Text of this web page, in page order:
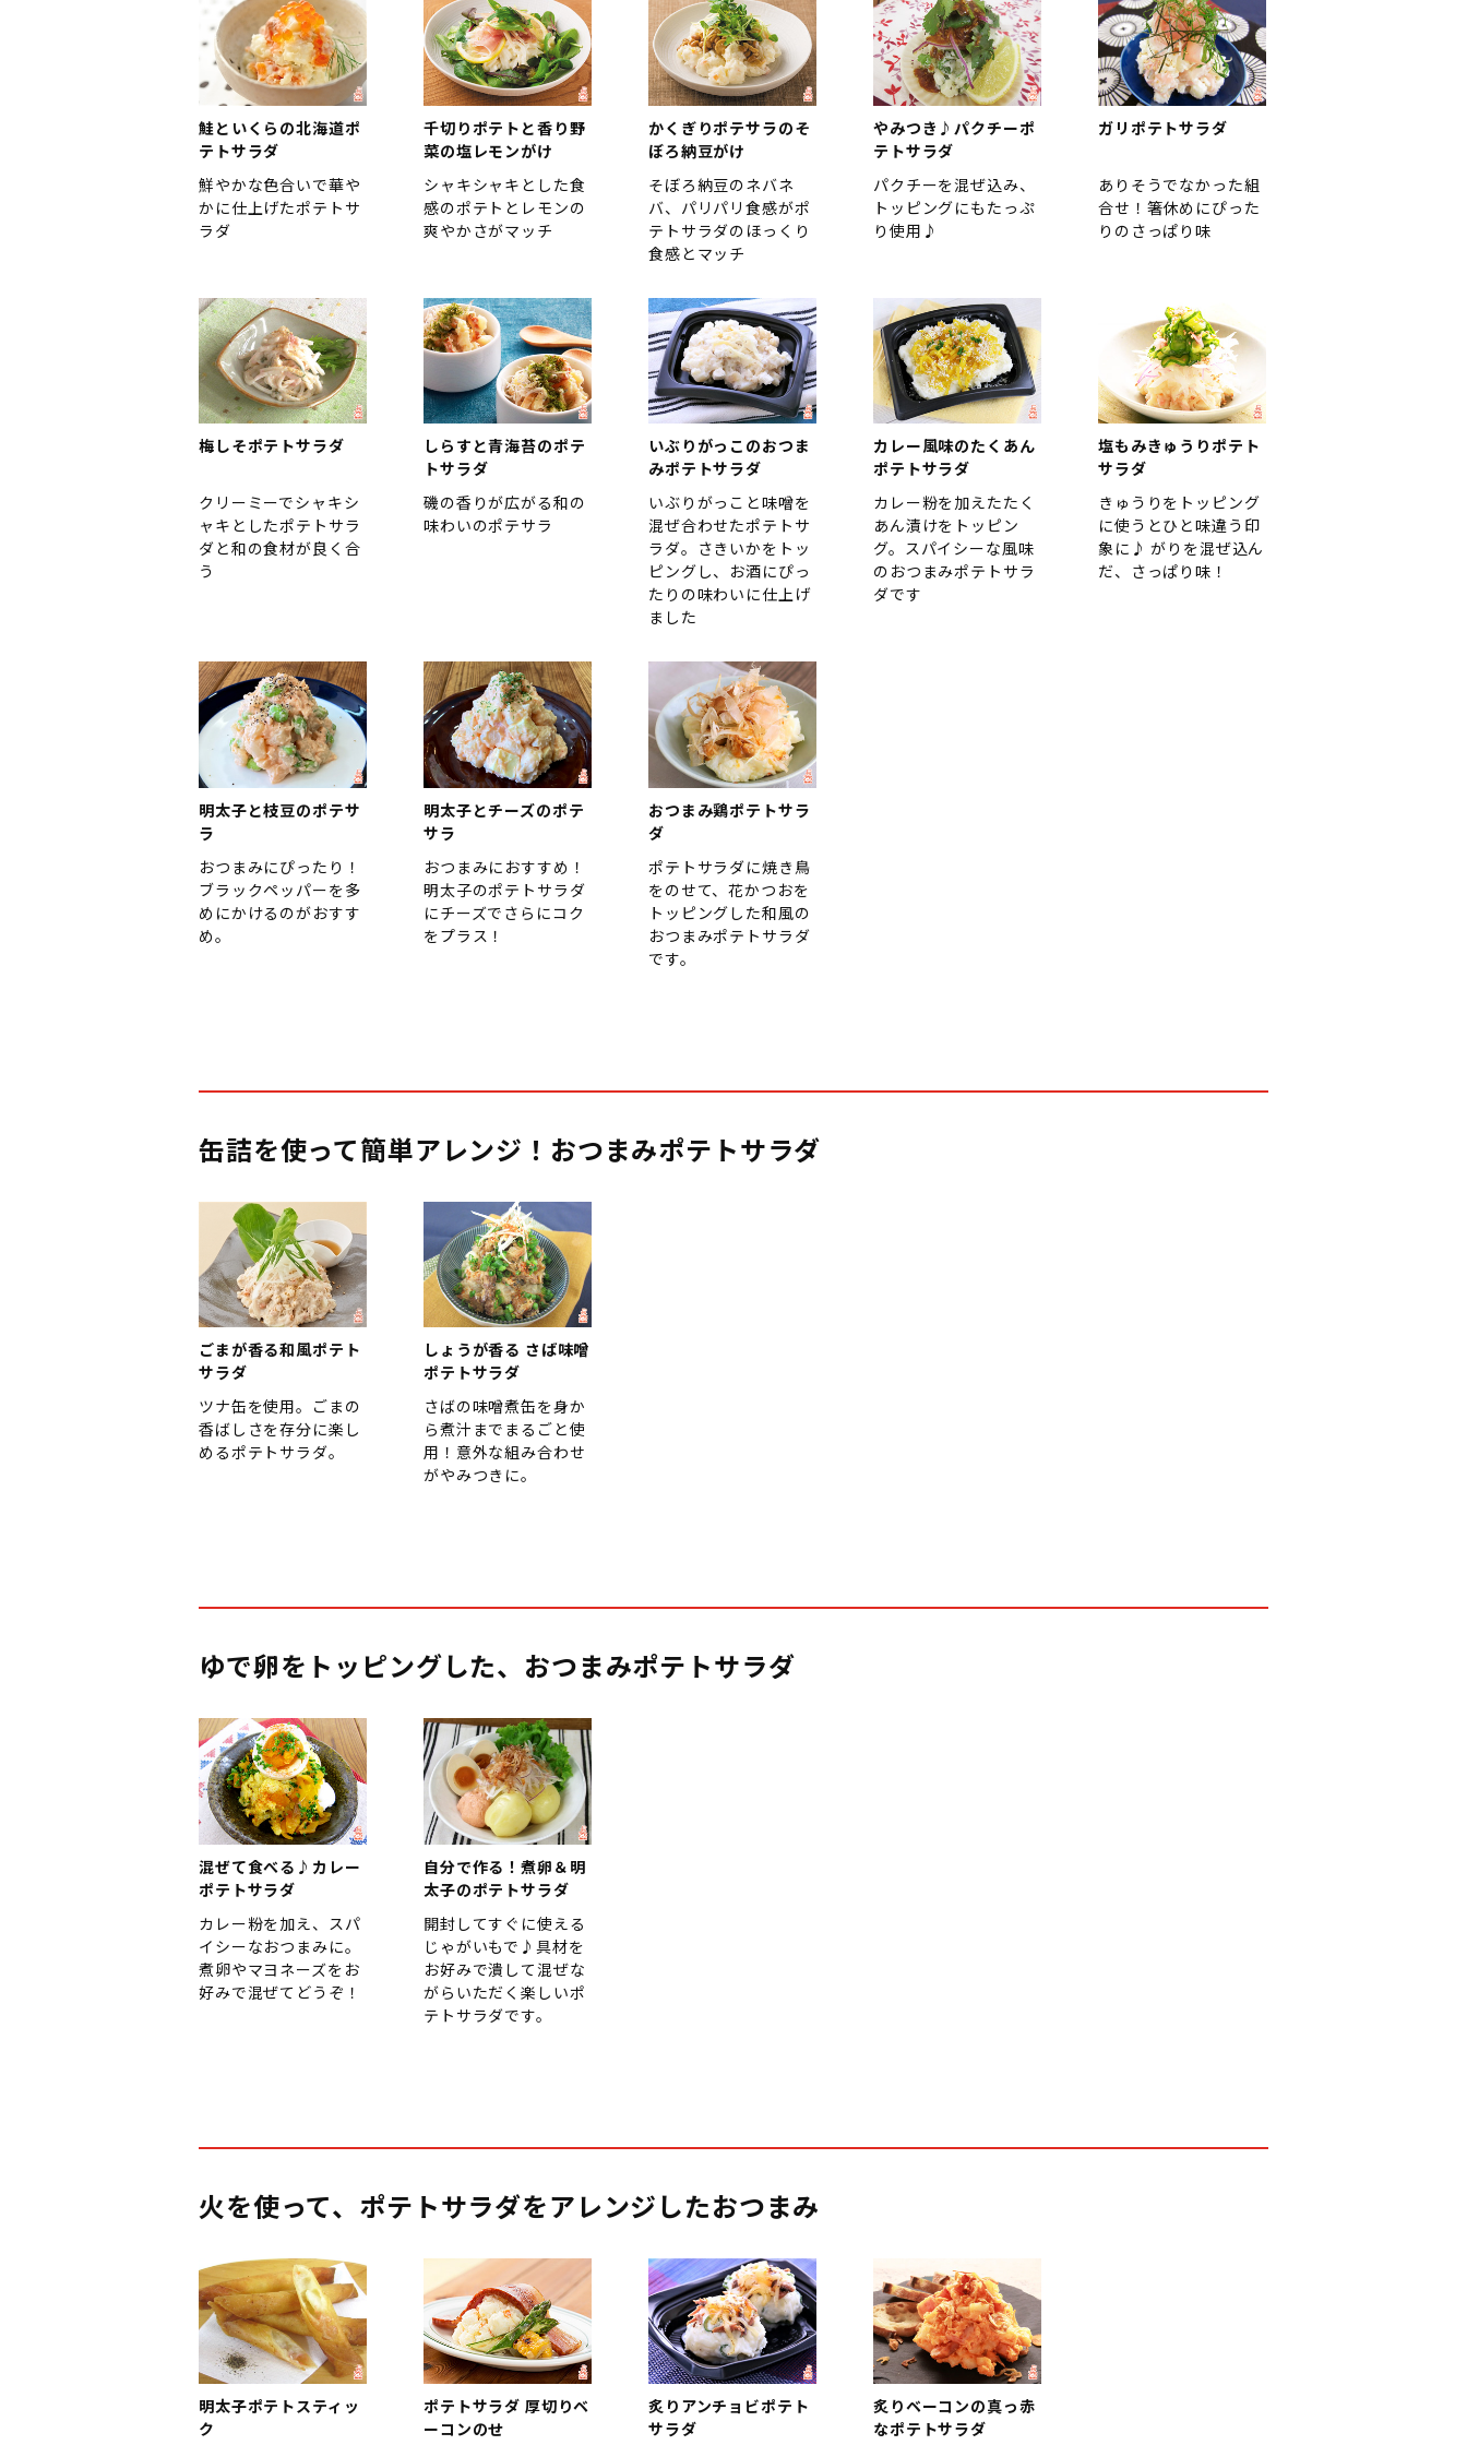
鮭といくらの北海道ポ
テトサラダ
鮮やかな色合いで華や
かに仕上げたポテトサ
ラダ
千切りポテトと香り野
菜の塩レモンがけ
シャキシャキとした食
感のポテトとレモンの
爽やかさがマッチ
かくぎりポテサラのそ
ぼろ納豆がけ
そぼろ納豆のネバネ
バ、パリパリ食感がポ
テトサラダのほっくり
食感とマッチ
やみつき♪パクチーポ
テトサラダ
パクチーを混ぜ込み、
トッピングにもたっぷ
り使用♪
ガリポテトサラダ
ありそうでなかった組
合せ！箸休めにぴった
りのさっぱり味
梅しそポテトサラダ
クリーミーでシャキシ
ャキとしたポテトサラ
ダと和の食材が良く合
う
しらすと青海苔のポテ
トサラダ
磯の香りが広がる和の
味わいのポテサラ
いぶりがっこのおつま
みポテトサラダ
いぶりがっこと味噌を
混ぜ合わせたポテトサ
ラダ。さきいかをトッ
ピングし、お酒にぴっ
たりの味わいに仕上げ
ました
カレー風味のたくあん
ポテトサラダ
カレー粉を加えたたく
あん漬けをトッピン
グ。スパイシーな風味
のおつまみポテトサラ
ダです
塩もみきゅうりポテト
サラダ
きゅうりをトッピング
に使うとひと味違う印
象に♪ がりを混ぜ込ん
だ、さっぱり味！
明太子と枝豆のポテサ
ラ
おつまみにぴったり！
ブラックペッパーを多
めにかけるのがおすす
め。
明太子とチーズのポテ
サラ
おつまみにおすすめ！
明太子のポテトサラダ
にチーズでさらにコク
をプラス！
おつまみ鶏ポテトサラ
ダ
ポテトサラダに焼き鳥
をのせて、花かつおを
トッピングした和風の
おつまみポテトサラダ
です。
缶詰を使って簡単アレンジ！おつまみポテトサラダ
ごまが香る和風ポテト
サラダ
ツナ缶を使用。ごまの
香ばしさを存分に楽し
めるポテトサラダ。
しょうが香る さば味噌
ポテトサラダ
さばの味噌煮缶を身か
ら煮汁までまるごと使
用！意外な組み合わせ
がやみつきに。
ゆで卵をトッピングした、おつまみポテトサラダ
混ぜて食べる♪カレー
ポテトサラダ
カレー粉を加え、スパ
イシーなおつまみに。
煮卵やマヨネーズをお
好みで混ぜてどうぞ！
自分で作る！煮卵＆明
太子のポテトサラダ
開封してすぐに使える
じゃがいもで♪具材を
お好みで潰して混ぜな
がらいただく楽しいポ
テトサラダです。
火を使って、ポテトサラダをアレンジしたおつまみ
明太子ポテトスティッ
ク
ポテトサラダ 厚切りベ
ーコンのせ
炙りアンチョビポテト
サラダ
炙りベーコンの真っ赤
なポテトサラダ